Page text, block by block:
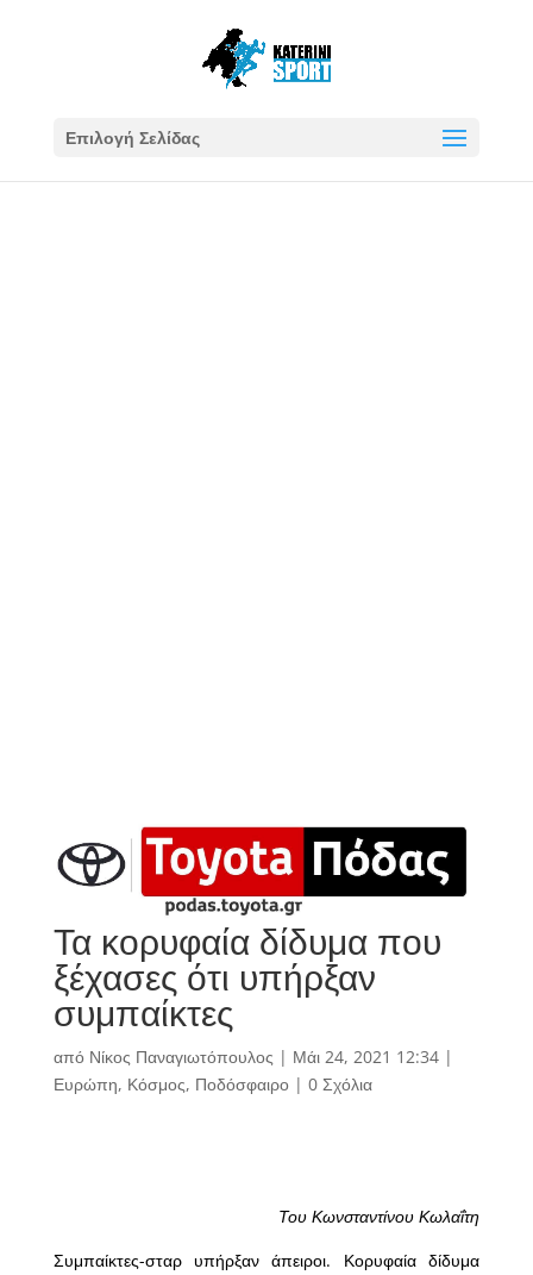
Επιλογή Σελίδας
Τα κορυφαία δίδυμα που
ξέχασες ότι υπήρξαν
συμπαίκτες
από Νίκος Παναγιωτόπουλος | Μάι 24, 2021 12:34|
Ευρώπη, Κόσμος, Ποδόσφαιρο| 0 Σχόλια
Του Κωνσταντίνου Κωλαΐτη
Συμπαίκτες-σταρ υπήρξαν άπειροι. Κορυφαία δίδυμα